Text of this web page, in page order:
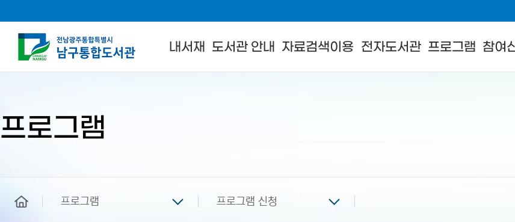
내서재 도서관 안내 자료검색이용 전자도서관 프로그램 참여
작
프로그램
프로그램 프로그램 신청